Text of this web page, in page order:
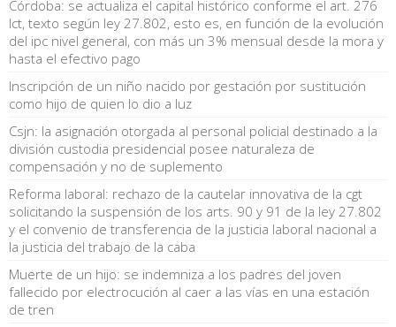
Córdoba: se actualiza el capital histórico conforme el art. 276
lct, texto según ley 27.802, esto es, en función de la evolución
del ipc nivel general, con más un 3% mensual desde la mora y
hasta el efectivo pago
Inscripción de un niño nacido por gestación por sustitución
como hijo de quien lo dio a luz
Csjn: la asignación otorgada al personal policial destinado a la
división custodia presidencial posee naturaleza de
compensación y no de suplemento
Reforma laboral: rechazo de la cautelar innovativa de la cgt
solicitando la suspensión de los arts. 90 y 91 de la ley 27.802
y el convenio de transferencia de la justicia laboral nacional a
la justicia del trabajo de la caba
Muerte de un hijo: se indemniza a los padres del joven
fallecido por electrocución al caer a las vías en una estación
de tren